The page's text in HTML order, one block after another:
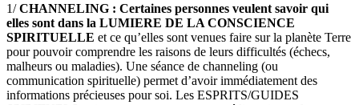
1/CHANNELING : Certaines personnes veulent savoir qui
elles sont dans la LUMIERE DE LA CONSCIENCE
SPIRITUELLE et ce qu’elles sont venues faire sur la planète Terre
pour pouvoir comprendre les raisons de leurs difficultés (échecs,
malheurs ou maladies). Une séance de channeling (ou
communication spirituelle) permet d’avoir immédiatement des
informations précieuses pour soi. Les ESPRITS/GUIDES